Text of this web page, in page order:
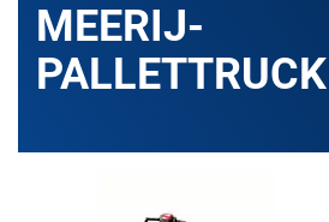
MEERIJ-
PALLETTRUCK